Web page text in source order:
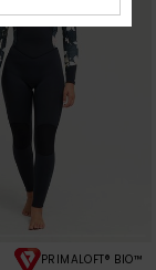
PRIMALOFT® BIO™